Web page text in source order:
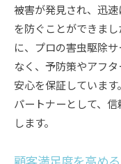
被害が発見され、迅
を防ぐことができま
に、プロの害虫駆除
なく、予防策やアフ
安心を保証していま
パートナーとして、
します。